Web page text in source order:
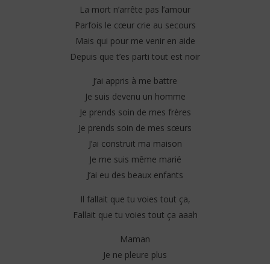
La mort n’arrête pas l’amour
Parfois le cœur crie au secours
Mais qui pour me venir en aide
Depuis que t’es parti tout est noir
J’ai appris à me battre
Je suis devenu un homme
Je prends soin de mes frères
Je prends soin de mes sœurs
J’ai construit ma maison
Je me suis même marié
J’ai eu des beaux enfants
Il fallait que tu voies tout ça,
Fallait que tu voies tout ça aaah
Maman
Je ne pleure plus